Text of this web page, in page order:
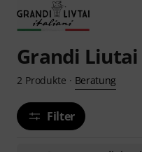
Grandi Liutai
2 Produkte · Beratung
Filter